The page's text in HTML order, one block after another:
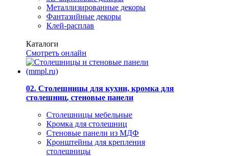
Металлизированные декоры
Фантазийные декоры
Клей-расплав
Каталоги
Смотреть онлайн
02. Столешницы для кухни, кромка для
столешниц, стеновые панели
Столешницы мебельные
Кромка для столешниц
Стеновые панели из МДФ
Кронштейны для крепления
столешницы